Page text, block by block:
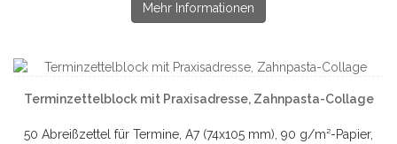
Mehr Informationen
Terminzettelblock mit Praxisadresse, Zahnpasta-Collage
50 Abreißzettel für Termine, A7 (74x105 mm), 90 g/m²-Papier,